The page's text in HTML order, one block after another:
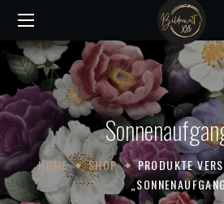
HOME SHOP
PRODUKTE